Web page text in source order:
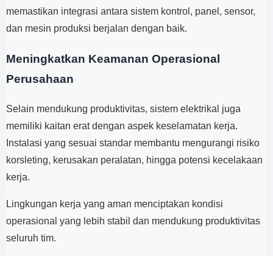
memastikan integrasi antara sistem kontrol, panel, sensor,
dan mesin produksi berjalan dengan baik.
Meningkatkan Keamanan Operasional
Perusahaan
Selain mendukung produktivitas, sistem elektrikal juga
memiliki kaitan erat dengan aspek keselamatan kerja.
Instalasi yang sesuai standar membantu mengurangi risiko
korsleting, kerusakan peralatan, hingga potensi kecelakaan
kerja.
Lingkungan kerja yang aman menciptakan kondisi
operasional yang lebih stabil dan mendukung produktivitas
seluruh tim.